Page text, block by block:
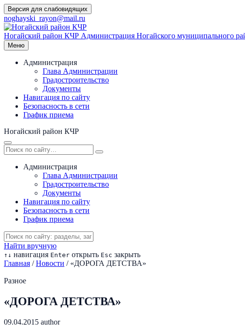
Перейти
к
содержимому
Версия для слабовидящих
noghayski_rayon@mail.ru
Ногайский район КЧР Администрация Ногайского муниципального
Меню
Администрация
Глава Администрации
Градостроительство
Документы
Навигация по сайту
Безопасность в сети
График приема
Ногайский район КЧР
Администрация
Глава Администрации
Градостроительство
Документы
Навигация по сайту
Безопасность в сети
График приема
Найти вручную
↑ ↓ навигация Enter открыть Esc закрыть
Главная / Новости / «ДОРОГА ДЕТСТВА»
Разное
«ДОРОГА ДЕТСТВА»
09.04.2015 author